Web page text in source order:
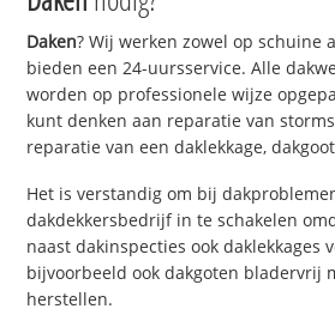
Daken? Wij werken zowel op schuine
bieden een 24-uursservice. Alle
worden op professionele wijze
kunt denken aan reparatie van
reparatie van een daklekkage,
Het is verstandig om bij
dakdekkersbedrijf in te schakelen
naast dakinspecties ook daklekkages
bijvoorbeeld ook dakgoten bladervrij
herstellen.